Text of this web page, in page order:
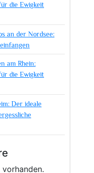
die Ewigkeit
an der Nordsee:
am Rhein:
die Ewigkeit
Der ideale